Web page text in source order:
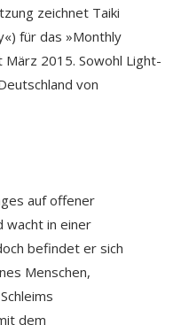
zeichnet Taiki
für das »Monthly
März 2015. Sowohl Light-
von
auf offener
wacht in einer
befindet er sich
Menschen,
dem